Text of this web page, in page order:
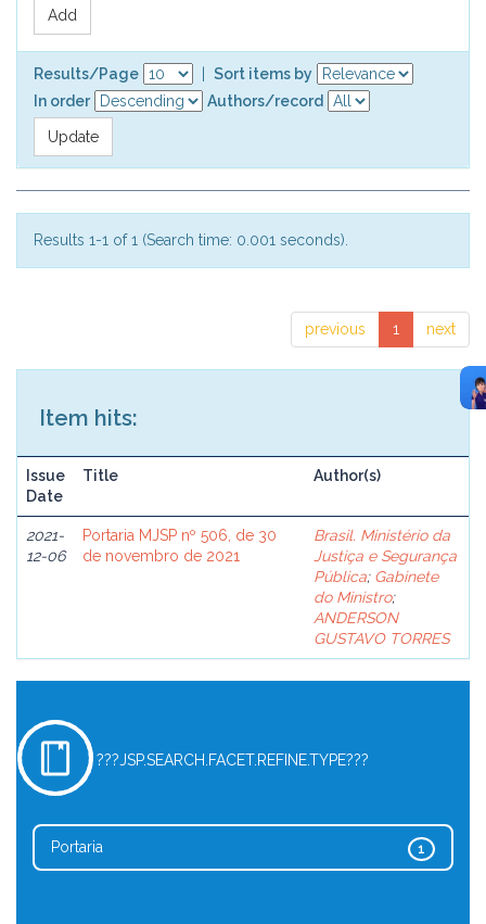
Results/Page
Sort items by
In order
Authors/record
Results 1-1 of 1 (Search time: 0.001 seconds).
previous 1 next
Item hits:
Issue
Date
Title Author(s)
2021-
12-06
Portaria MJSP nº 506, de 30
de novembro de 2021
Brasil. Ministério da
Justiça e Segurança
Pública; Gabinete
do Ministro;
ANDERSON
GUSTAVO TORRES
???JSP.SEARCH.FACET.REFINE.TYPE???
1
Portaria